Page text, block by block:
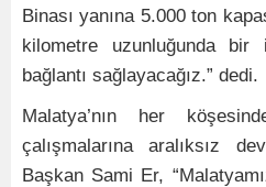
Binası yanına 5.000 ton
kilometre uzunluğunda
bağlantı sağlayacağız.” dedi.
Malatya’nın her
çalışmalarına aralıksız
Başkan Sami Er,